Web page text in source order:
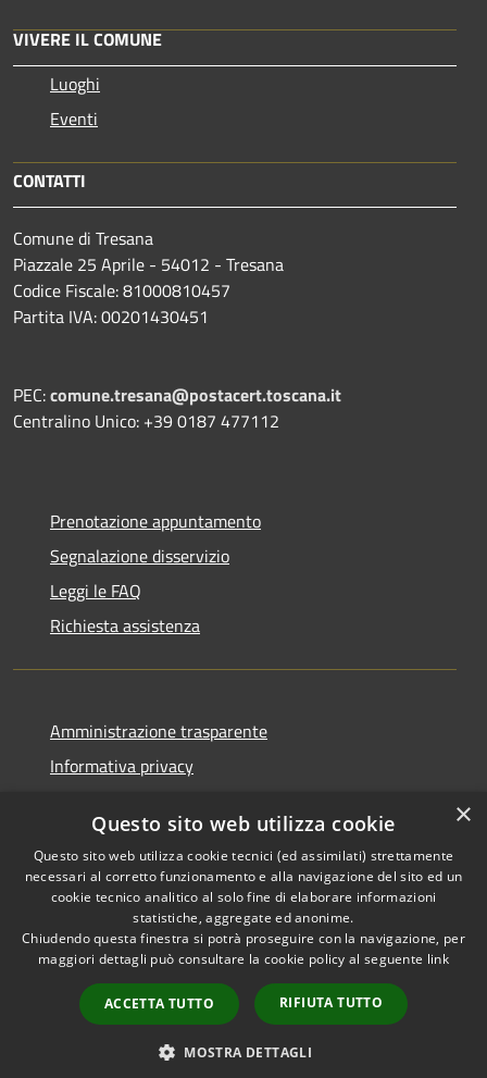
VIVERE IL COMUNE
Luoghi
Eventi
CONTATTI
Comune di Tresana
Piazzale 25 Aprile - 54012 - Tresana
Codice Fiscale: 81000810457
Partita IVA: 00201430451
PEC:comune.tresana@postacert.toscana.it
Centralino Unico: +39 0187 477112
Prenotazione appuntamento
Segnalazione disservizio
Leggi le FAQ
Richiesta assistenza
Amministrazione trasparente
Informativa privacy
Dichiarazione di accessibilità
RSS
Accessibilità
Copyright © 2026 • Comune di
Tresana • Powered by
Municipium•
Accesso
redazione
×
Questo sito web utilizza cookie
Questo sito web utilizza cookie tecnici (ed assimilati) strettamente
necessari al corretto funzionamento e alla navigazione del sito ed un
cookie tecnico analitico al solo fine di elaborare informazioni
statistiche, aggregate ed anonime.
Chiudendo questa finestra si potrà proseguire con la navigazione, per
maggiori dettagli può consultare la cookie policy al seguente link
ACCETTA TUTTO RIFIUTA TUTTO
MOSTRA DETTAGLI